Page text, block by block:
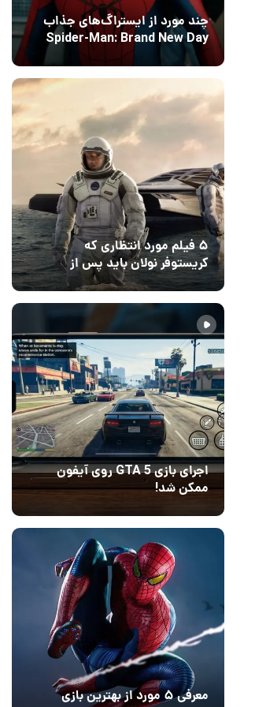
چند مورد از ایستراگ‌های جذاب
Spider-Man: Brand New Day
فاش شدند
5
۵ فیلم مورد انتظاری که
کریستوفر نولان باید پس از
ادیسه بسازد
2 12 مرداد 1405
اجرای بازی GTA 5 روی آیفون
ممکن شد!
معرفی ۵ مورد از بهترین بازی